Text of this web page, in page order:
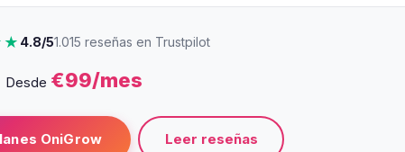
4.8/51.015 reseñas en Trustpilot
Desde €99/mes
OniGrow Leer reseñas